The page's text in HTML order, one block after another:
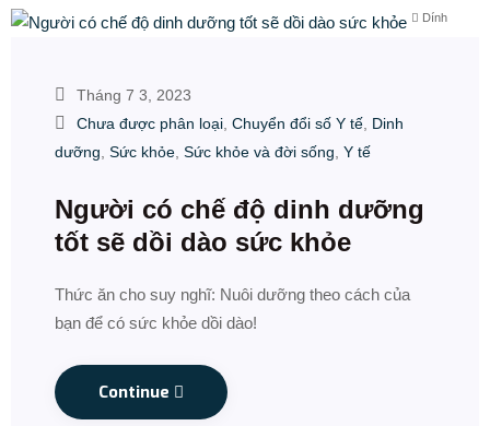
Dính
Tháng 7 3, 2023
Chưa được phân loại, Chuyển đổi số Y tế, Dinh
dưỡng, Sức khỏe, Sức khỏe và đời sống, Y tế
Người có chế độ dinh dưỡng
tốt sẽ dồi dào sức khỏe
Thức ăn cho suy nghĩ: Nuôi dưỡng theo cách của
bạn để có sức khỏe dồi dào!
Continue